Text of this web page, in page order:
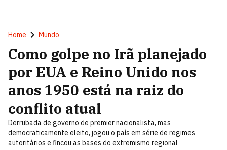
Home Mundo
Como golpe no Irã planejado
por EUA e Reino Unido nos
anos 1950 está na raiz do
conflito atual
Derrubada de governo de premier nacionalista, mas
democraticamente eleito, jogou o país em série de regimes
autoritários e fincou as bases do extremismo regional